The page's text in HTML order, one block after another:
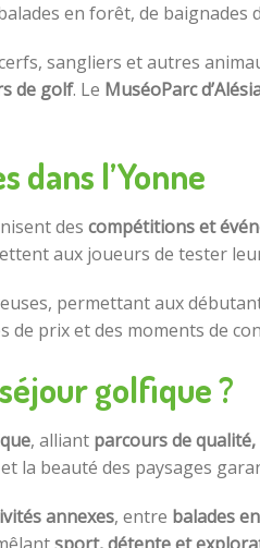
en forêt, de baignades
sangliers et autres
de golf. Le MuséoParc
dans l’Yonne
des compétitions et
aux joueurs de tester
permettant aux
prix et des moments de
golfique ?
, alliant parcours de
la beauté des paysages
annexes, entre balades